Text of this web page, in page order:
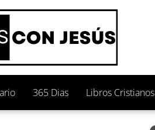
365 Dias Libros Cristianos